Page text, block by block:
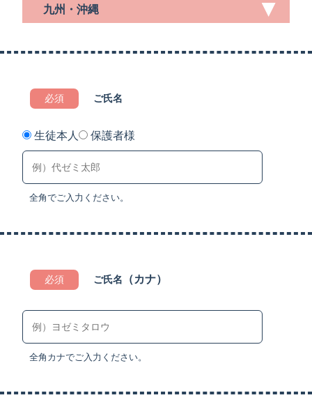
九州・沖縄
必須 ご氏名
生徒本人 保護者様
全角でご入力ください。
必須 ご氏名 （カナ）
全角カナでご入力ください。